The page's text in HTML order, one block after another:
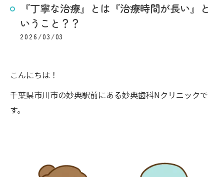
『丁寧な治療』とは『治療時間が長い』と
いうこと？？
2026/03/03
こんにちは！
千葉県市川市の妙典駅前にある妙典歯科Nクリニックで
す。